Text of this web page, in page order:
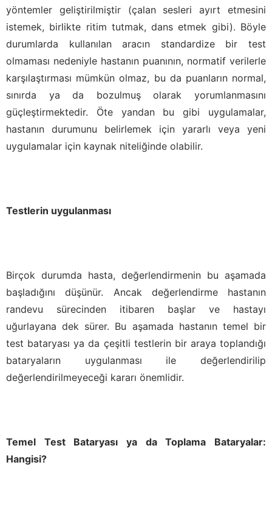
yöntemler geliştirilmiştir (çalan sesleri ayırt etmesini
istemek, birlikte ritim tutmak, dans etmek gibi). Böyle
durumlarda kullanılan aracın standardize bir test
olmaması nedeniyle hastanın puanının, normatif verilerle
karşılaştırması mümkün olmaz, bu da puanların normal,
sınırda ya da bozulmuş olarak yorumlanmasını
güçleştirmektedir. Öte yandan bu gibi uygulamalar,
hastanın durumunu belirlemek için yararlı veya yeni
uygulamalar için kaynak niteliğinde olabilir.
Testlerin uygulanması­
Birçok durumda hasta, değerlendirmenin bu aşamada
başladığını düşünür. Ancak değerlendirme hastanın
randevu sürecinden itibaren başlar ve hastayı
uğurlayana dek sürer. Bu aşamada hastanın temel bir
test bataryası ya da çeşitli testlerin bir araya toplandığı
bataryaların uygulanması ile değerlendirilip
değerlendirilmeyeceği kararı önemlidir.
Temel Test Bataryası ya da Toplama Bataryalar:
Hangisi?